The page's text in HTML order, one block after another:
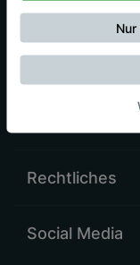
Luck Kids
Rechtliches
Social Media